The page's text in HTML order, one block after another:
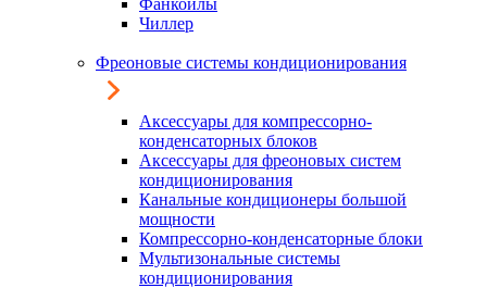
Фанкойлы
Чиллер
Фреоновые системы кондиционирования
Аксессуары для компрессорно-
конденсаторных блоков
Аксессуары для фреоновых систем
кондиционирования
Канальные кондиционеры большой
мощности
Компрессорно-конденсаторные блоки
Мультизональные системы
кондиционирования